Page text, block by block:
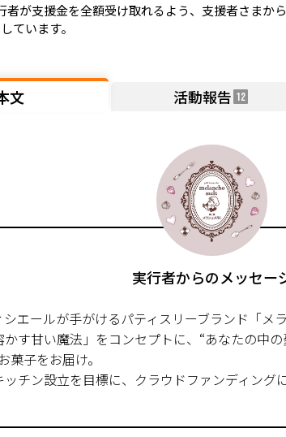
者が支援金を全額受け取れるよう、支援者さまか
ています。
文 活動報告 12
実行者からのメッセー
エールが手がけるパティスリーブランド「メ
かす甘い魔法」をコンセプトに、“あなたの中
菓子をお届け。
チン設立を目標に、クラウドファンディング